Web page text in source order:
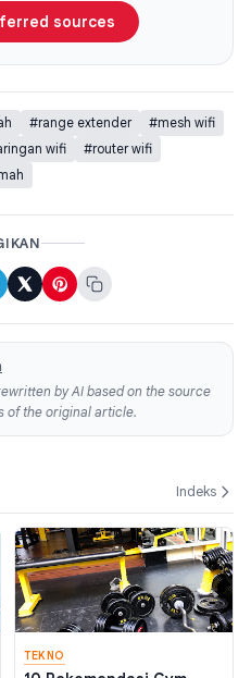
sources
#range extender
#mesh wifi
wifi
#router wifi
by AI based on the source
of the original article.
Indeks
TEKNO